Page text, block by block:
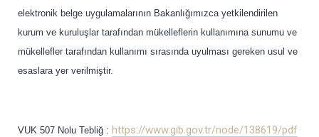
elektronik belge uygulamalarının Bakanlığımızca yetkilendirilen
kurum ve kuruluşlar tarafından mükelleflerin kullanımına sunumu ve
mükellefler tarafından kullanımı sırasında uyulması gereken usul ve
esaslara yer verilmiştir.
VUK 507 Nolu Tebliğ : https://www.gib.gov.tr/node/138619/pdf